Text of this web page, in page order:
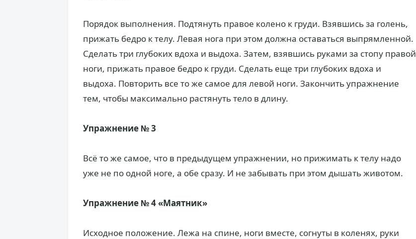
Порядок выполнения. Подтянуть правое колено к груди. Взявшись за голень,
прижать бедро к телу. Левая нога при этом должна оставаться выпрямленной.
Сделать три глубоких вдоха и выдоха. Затем, взявшись руками за стопу правой
ноги, прижать правое бедро к груди. Сделать еще три глубоких вдоха и
выдоха. Повторить все то же самое для левой ноги. Закончить упражнение
тем, чтобы максимально растянуть тело в длину.
Упражнение № 3
Всё то же самое, что в предыдущем упражнении, но прижимать к телу надо
уже не по одной ноге, а обе сразу. И не забывать при этом дышать животом.
Упражнение № 4 «Маятник»
Исходное положение. Лежа на спине, ноги вместе, согнуты в коленях, руки